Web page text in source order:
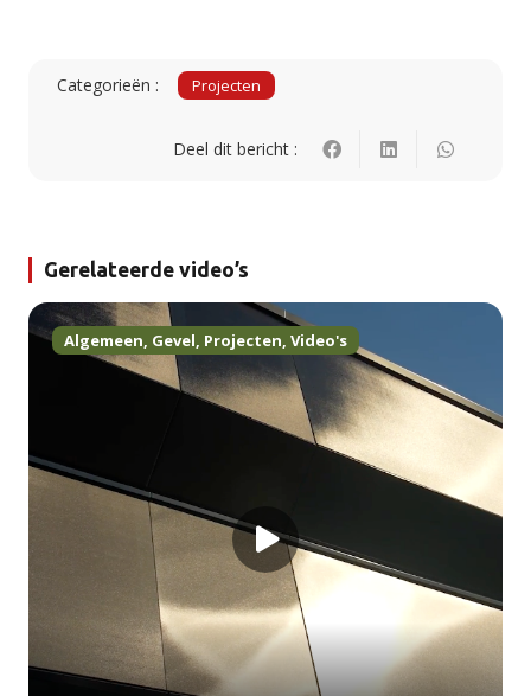
Categorieën : Projecten
Deel dit bericht :
Gerelateerde video’s
Algemeen, Gevel, Projecten, Video's